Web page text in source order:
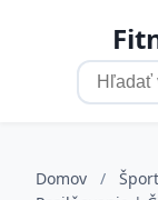
Domov /